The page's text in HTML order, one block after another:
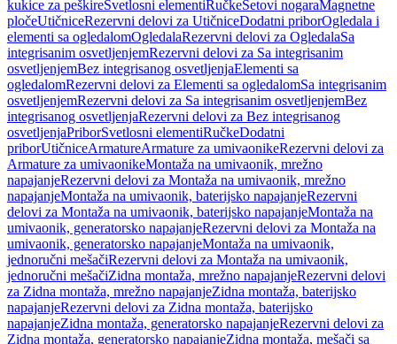
kukice za peškireSvetlosni elementiRučkeSetovi nogaraMagnetne
pločeUtičniceRezervni delovi za UtičniceDodatni priborOgledala i
elementi sa ogledalomOgledalaRezervni delovi za OgledalaSa
integrisanim osvetljenjemRezervni delovi za Sa integrisanim
osvetljenjemBez integrisanog osvetljenjaElementi sa
ogledalomRezervni delovi za Elementi sa ogledalomSa integrisanim
osvetljenjemRezervni delovi za Sa integrisanim osvetljenjemBez
integrisanog osvetljenjaRezervni delovi za Bez integrisanog
osvetljenjaPriborSvetlosni elementiRučkeDodatni
priborUtičniceArmatureArmature za umivaonikeRezervni delovi za
Armature za umivaonikeMontaža na umivaonik, mrežno
napajanjeRezervni delovi za Montaža na umivaonik, mrežno
napajanjeMontaža na umivaonik, baterijsko napajanjeRezervni
delovi za Montaža na umivaonik, baterijsko napajanjeMontaža na
umivaonik, generatorsko napajanjeRezervni delovi za Montaža na
umivaonik, generatorsko napajanjeMontaža na umivaonik,
jednoručni mešačiRezervni delovi za Montaža na umivaonik,
jednoručni mešačiZidna montaža, mrežno napajanjeRezervni delovi
za Zidna montaža, mrežno napajanjeZidna montaža, baterijsko
napajanjeRezervni delovi za Zidna montaža, baterijsko
napajanjeZidna montaža, generatorsko napajanjeRezervni delovi za
Zidna montaža, generatorsko napajanjeZidna montaža, mešači sa